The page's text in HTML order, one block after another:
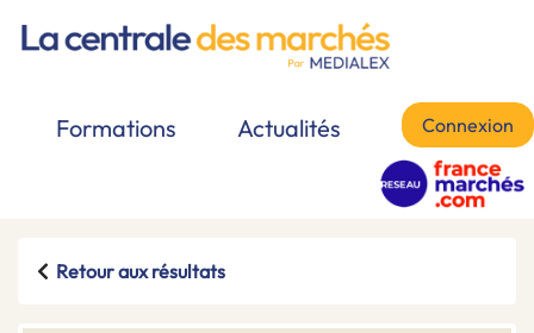
Formations Actualités Connexion
Retour aux résultats